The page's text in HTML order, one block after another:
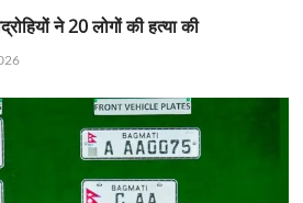
ने 20 लोगों की हत्या की